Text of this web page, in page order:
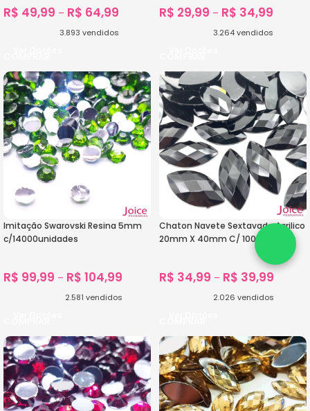
R$ 49,99 – R$ 64,99
3.893 vendidos
R$ 29,99 – R$ 34,99
3.264vendidos
Imitação Swarovski Resina 5mm
c/14000unidades
R$ 99,99 – R$ 104,99
2.581 vendidos
Chaton Navete Sextavado Acrilico
20mm X 40mm C/ 100unidades
R$ 34,99 – R$ 39,99
2.026 vendidos